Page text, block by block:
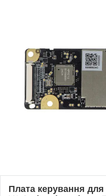
Плата керування